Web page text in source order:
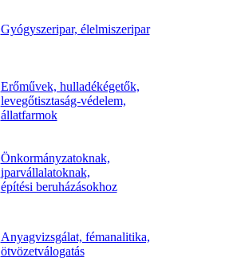
Gyógyszeripar, élelmiszeripar
Erőművek, hulladékégetők,
levegőtisztaság-védelem,
állatfarmok
Önkormányzatoknak,
iparvállalatoknak,
építési beruházásokhoz
Anyagvizsgálat, fémanalitika,
ötvözetválogatás